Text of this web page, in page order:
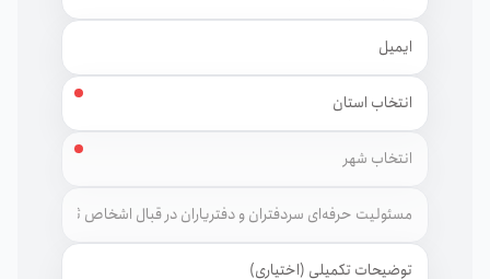
ایمیل
استان
شهر
توضیحات